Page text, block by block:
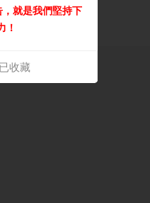
就是我們堅持下
！
收藏